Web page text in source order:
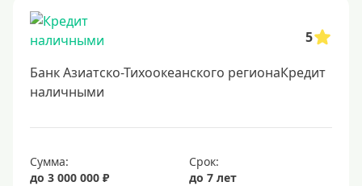
Заявка во все банки
Способы выдачи
Не выходя из дома
Онлайн на карту
5
Банк Азиатско-Тихоокеанского регионаКредит
наличными
Сумма:
до 3 000 000 ₽
Срок:
до 7 лет